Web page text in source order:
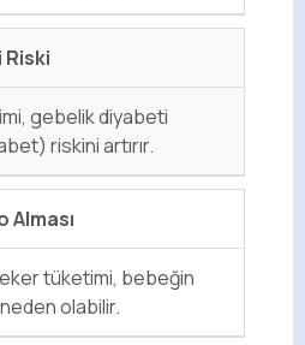
gebelik diyabeti
riskini artırır.
Alması
tüketimi, bebeğin
neden olabilir.